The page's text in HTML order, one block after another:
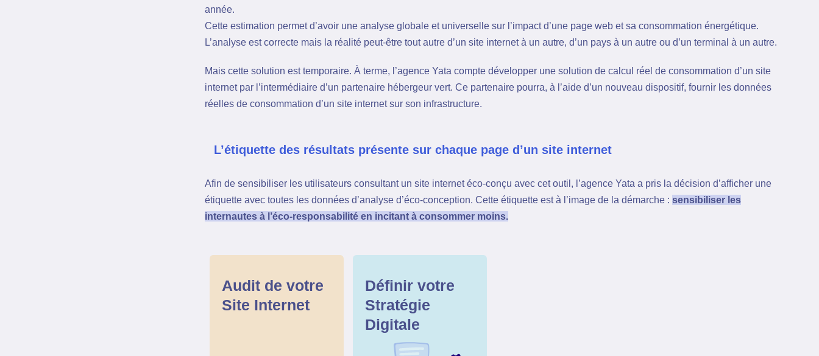
année.
Cette estimation permet d’avoir une analyse globale et universelle sur l’impact d’une page web et sa consommation énergétique.
L’analyse est correcte mais la réalité peut-être tout autre d’un site internet à un autre, d’un pays à un autre ou d’un terminal à un autre.
Mais cette solution est temporaire. À terme, l’agence Yata compte développer une solution de calcul réel de consommation d’un site
internet par l’intermédiaire d’un partenaire hébergeur vert. Ce partenaire pourra, à l’aide d’un nouveau dispositif, fournir les données
réelles de consommation d’un site internet sur son infrastructure.
L’étiquette des résultats présente sur chaque page d’un site internet
Afin de sensibiliser les utilisateurs consultant un site internet éco-conçu avec cet outil, l’agence Yata a pris la décision d’afficher une
étiquette avec toutes les données d’analyse d’éco-conception. Cette étiquette est à l’image de la démarche : sensibiliser les
internautes à l’éco-responsabilité en incitant à consommer moins.
Audit de votre
Site Internet
Définir votre
Stratégie
Digitale